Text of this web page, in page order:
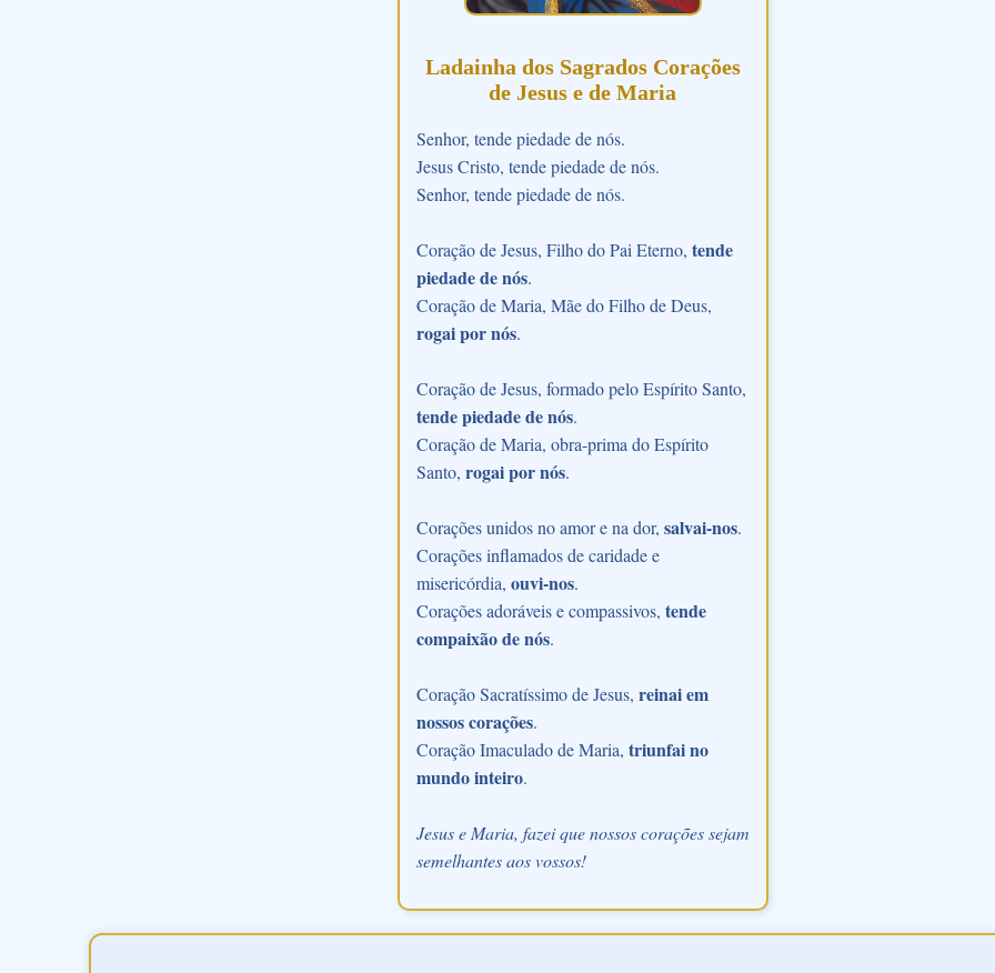
Ladainha dos Sagrados Corações
de Jesus e de Maria
Senhor, tende piedade de nós.
Jesus Cristo, tende piedade de nós.
Senhor, tende piedade de nós.
Coração de Jesus, Filho do Pai Eterno, tende
piedade de nós.
Coração de Maria, Mãe do Filho de Deus,
rogai por nós.
Coração de Jesus, formado pelo Espírito Santo,
tende piedade de nós.
Coração de Maria, obra-prima do Espírito
Santo, rogai por nós.
Corações unidos no amor e na dor, salvai-nos.
Corações inflamados de caridade e
misericórdia, ouvi-nos.
Corações adoráveis e compassivos, tende
compaixão de nós.
Coração Sacratíssimo de Jesus, reinai em
nossos corações.
Coração Imaculado de Maria, triunfai no
mundo inteiro.
Jesus e Maria, fazei que nossos corações sejam
semelhantes aos vossos!